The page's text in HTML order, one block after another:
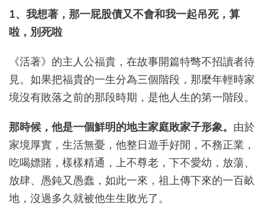
1、我想著，那一屁股債又不會和我一起吊死，算
啦，別死啦
《活著》的主人公福貴，在故事開篇特彆不招讀者待
見。如果把福貴的一生分為三個階段，那麼年輕時家
境沒有敗落之前的那段時期，是他人生的第一階段。
那時候，他是一個鮮明的地主家庭敗家子形象。 由於
家境厚實，生活無憂，他整日遊手好閒，不務正業，
吃喝嫖賭，樣樣精通，上不尊老，下不愛幼，放蕩、
放肆、愚鈍又愚蠢，如此一來，祖上傳下來的一百畝
地，沒過多久就被他生生敗光了。